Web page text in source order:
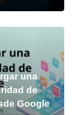
una
de
Google